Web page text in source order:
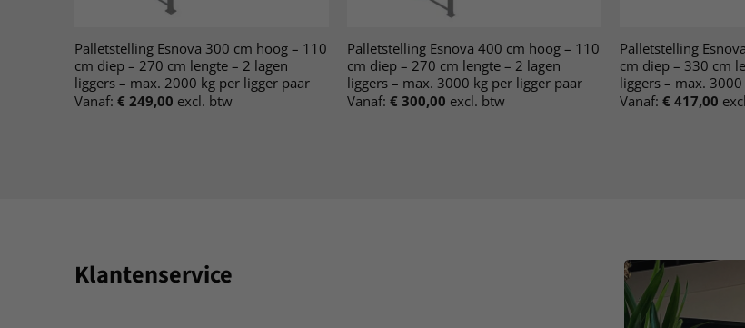
Palletstelling Esnova 300 cm hoog – 110
cm diep – 270 cm lengte – 2 lagen
liggers – max. 2000 kg per ligger paar
Vanaf: € 249,00 excl. btw
Palletstelling Esnova 400 cm hoog – 110
cm diep – 270 cm lengte – 2 lagen
liggers – max. 3000 kg per ligger paar
Vanaf: € 300,00 excl. btw
Palletstelling
cm diep – 330 cm
liggers – max.
Vanaf: € 417,00
Klantenservice